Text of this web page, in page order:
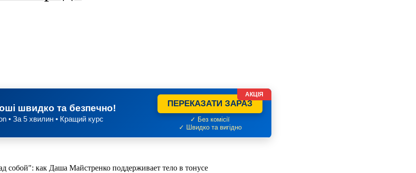
швидко та безпечно!
• За 5 хвилин • Кращий курс
ПЕРЕКАЗАТИ ЗАРАЗ
✓ Без комісії
✓ Швидко та вигідно
АКЦІЯ
собой": как Даша Майстренко поддерживает тело в тонусе